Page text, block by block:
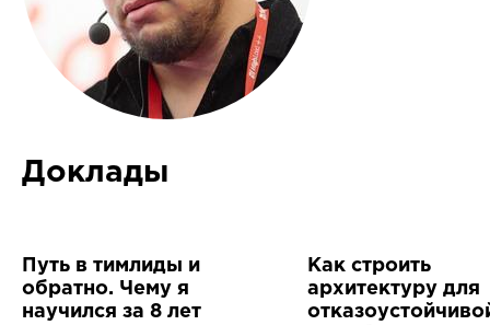
Доклады
Путь в тимлиды и
обратно. Чему я
научился за 8 лет
Как строить
архитектуру для